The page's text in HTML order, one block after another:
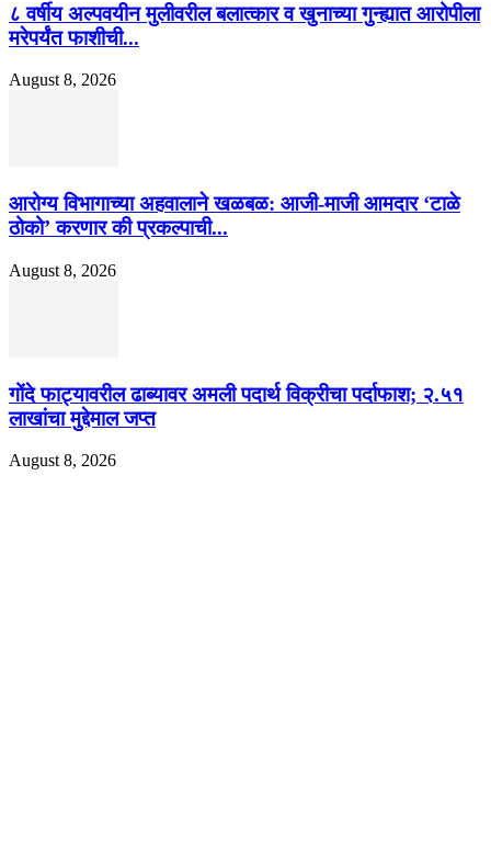
८ वर्षीय अल्पवयीन मुलीवरील बलात्कार व खुनाच्या गुन्ह्यात आरोपीला
मरेपर्यंत फाशीची...
August 8, 2026
आरोग्य विभागाच्या अहवालाने खळबळ: आजी-माजी आमदार ‘टाळे
ठोको’ करणार की प्रकल्पाची...
August 8, 2026
गोंदे फाट्यावरील ढाब्यावर अमली पदार्थ विक्रीचा पर्दाफाश; २.५१
लाखांचा मुद्देमाल जप्त
August 8, 2026